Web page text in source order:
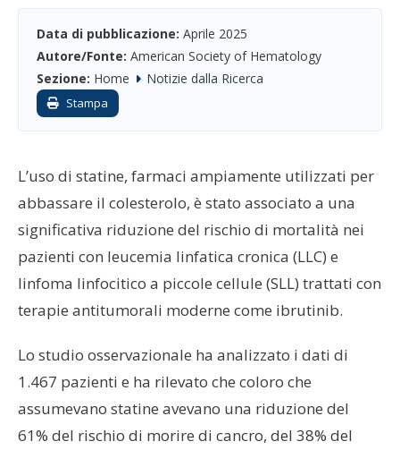
Data di pubblicazione: Aprile 2025
Autore/Fonte: American Society of Hematology
Sezione: Home Notizie dalla Ricerca
Stampa
L’uso di statine, farmaci ampiamente utilizzati per
abbassare il colesterolo, è stato associato a una
significativa riduzione del rischio di mortalità nei
pazienti con leucemia linfatica cronica (LLC) e
linfoma linfocitico a piccole cellule (SLL) trattati con
terapie antitumorali moderne come ibrutinib.
Lo studio osservazionale ha analizzato i dati di
1.467 pazienti e ha rilevato che coloro che
assumevano statine avevano una riduzione del
61% del rischio di morire di cancro, del 38% del